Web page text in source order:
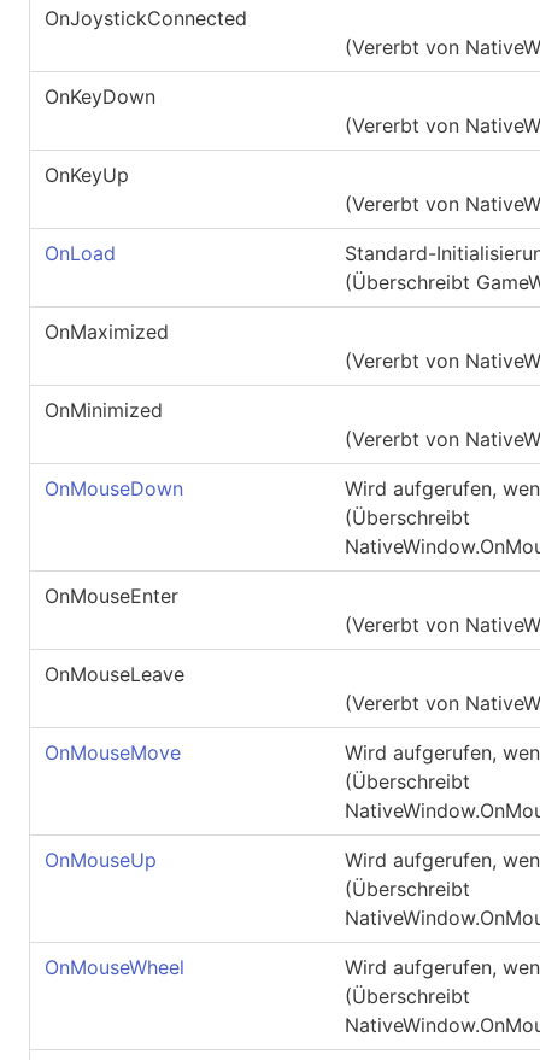
OnJoystickConnected
(Vererbt von
OnKeyDown
(Vererbt von
OnKeyUp
(Vererbt von
OnLoad
Standard-
(Überschreibt
OnMaximized
(Vererbt von
OnMinimized
(Vererbt von
OnMouseDown
Wird aufgerufen,
(Überschreibt
OnMouseEnter
(Vererbt von
OnMouseLeave
(Vererbt von
OnMouseMove
Wird aufgerufen,
(Überschreibt
OnMouseUp
Wird aufgerufen,
(Überschreibt
OnMouseWheel
Wird aufgerufen,
(Überschreibt